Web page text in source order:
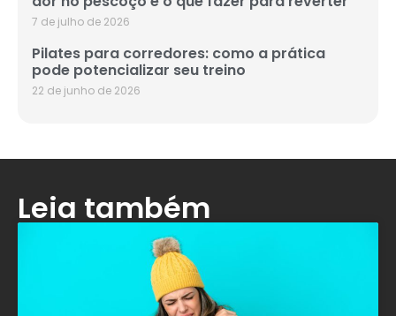
7 de julho de 2026
Pilates para corredores: como a prática
pode potencializar seu treino
22 de junho de 2026
Leia também